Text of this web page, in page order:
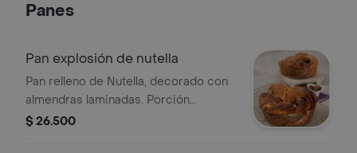
Panes
Pan explosión de nutella
Pan relleno de Nutella, decorado con
almendras laminadas. Porción
personal.
$ 26.500